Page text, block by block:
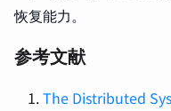
恢复能力。
参考文献
The Distributed